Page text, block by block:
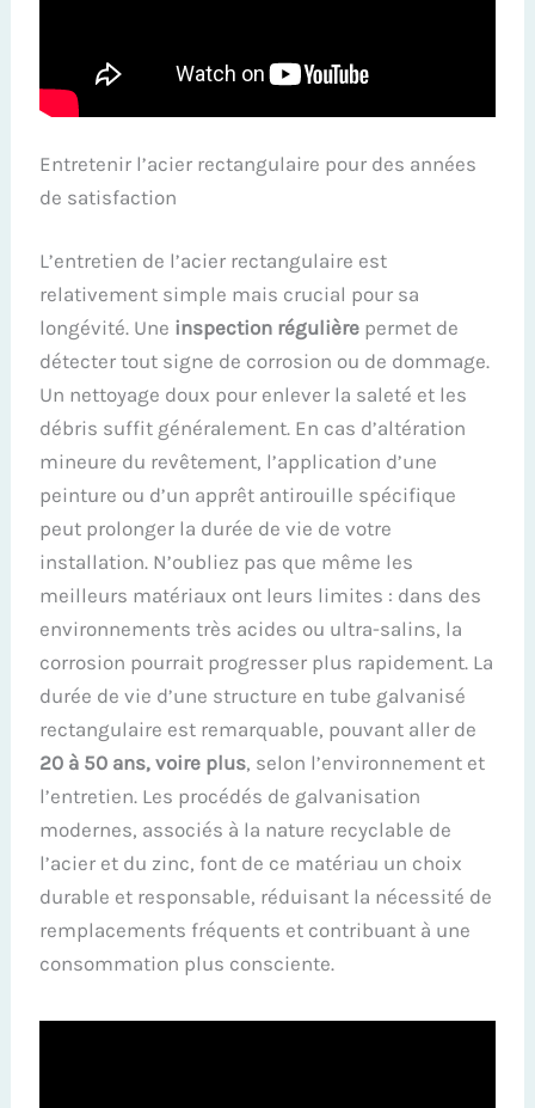
Entretenir l’acier rectangulaire pour des années
de satisfaction
L’entretien de l’acier rectangulaire est
relativement simple mais crucial pour sa
longévité. Une inspection régulière permet de
détecter tout signe de corrosion ou de dommage.
Un nettoyage doux pour enlever la saleté et les
débris suffit généralement. En cas d’altération
mineure du revêtement, l’application d’une
peinture ou d’un apprêt antirouille spécifique
peut prolonger la durée de vie de votre
installation. N’oubliez pas que même les
meilleurs matériaux ont leurs limites : dans des
environnements très acides ou ultra-salins, la
corrosion pourrait progresser plus rapidement. La
durée de vie d’une structure en tube galvanisé
rectangulaire est remarquable, pouvant aller de
20 à 50 ans, voire plus, selon l’environnement et
l’entretien. Les procédés de galvanisation
modernes, associés à la nature recyclable de
l’acier et du zinc, font de ce matériau un choix
durable et responsable, réduisant la nécessité de
remplacements fréquents et contribuant à une
consommation plus consciente.